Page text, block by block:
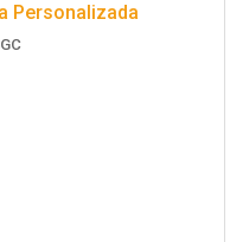
Personalizada